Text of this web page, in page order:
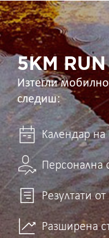
5KM
RUN
в
ръцете
ти 5KM
Изтегли
следиш:
Календар на
Персонална
Резултати от
Разширена